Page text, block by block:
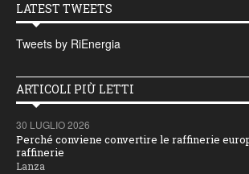
LATEST TWEETS
Tweets by RiEnergia
ARTICOLI PIÙ LETTI
30 LUGLIO 2026
Perché conviene convertire le raffinerie
raffinerie
Lanza